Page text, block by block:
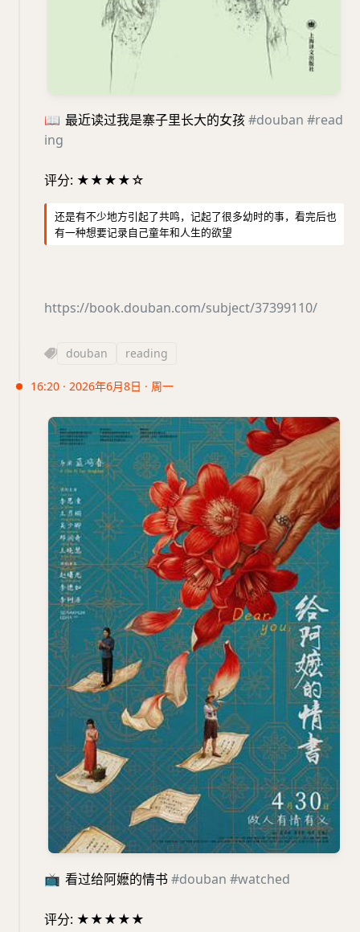
📖 最近读过我是寨子里长大的女孩#douban #read
ing
评分: ★★★★☆
还是有不少地方引起了共鸣，记起了很多幼时的事，看完后也
有一种想要记录自己童年和人生的欲望
https://book.douban.com/subject/37399110/
douban reading
16:20 · 2026年6月8日 · 周一
📺 看过给阿嬷的情书 #douban #watched
评分: ★★★★★